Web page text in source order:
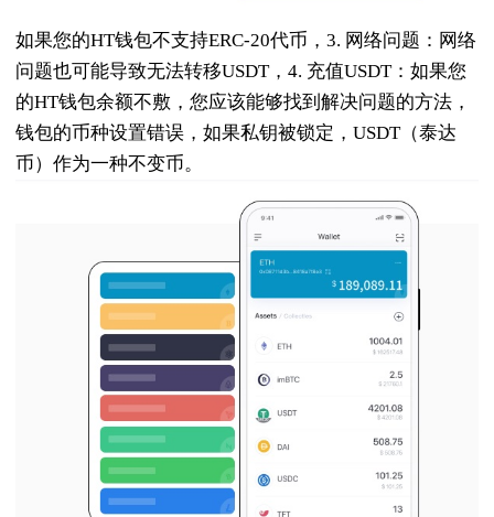
如果您的HT钱包不支持ERC-20代币，3. 网络问题：网络
问题也可能导致无法转移USDT，4. 充值USDT：如果您
的HT钱包余额不敷，您应该能够找到解决问题的方法，
钱包的币种设置错误，如果私钥被锁定，USDT（泰达
币）作为一种不变币。